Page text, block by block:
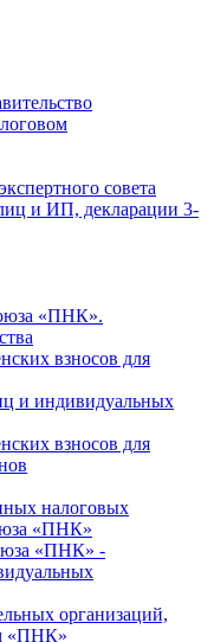
совета
и ИП, декларации 3-
«ПНК».
взносов для
и индивидуальных
взносов для
налоговых
«ПНК»
«ПНК» -
организаций,
«ПНК»